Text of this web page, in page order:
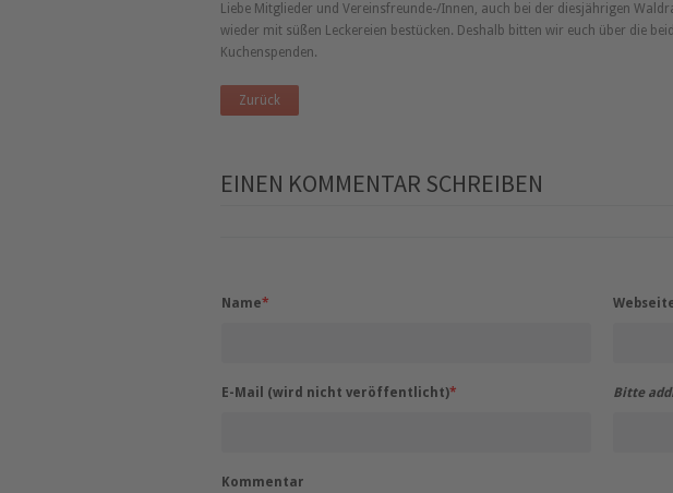
Liebe Mitglieder und Vereinsfreunde-/Innen, auch bei der diesjährigen
wieder mit süßen Leckereien bestücken. Deshalb bitten wir euch über die
Kuchenspenden.
Zurück
EINEN KOMMENTAR SCHREIBEN
Name*
E-Mail (wird nicht veröffentlicht)* Bitte
Kommentar